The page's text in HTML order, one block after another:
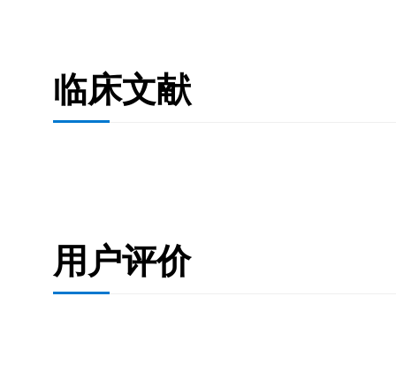
临床文献
用户评价